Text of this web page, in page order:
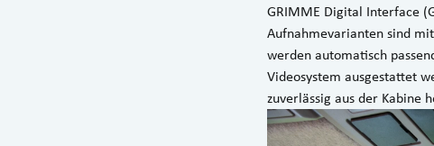
GRIMME Digital Interface
Aufnahmevarianten sind
werden automatisch
Videosystem ausgestattet
zuverlässig aus der Kabine